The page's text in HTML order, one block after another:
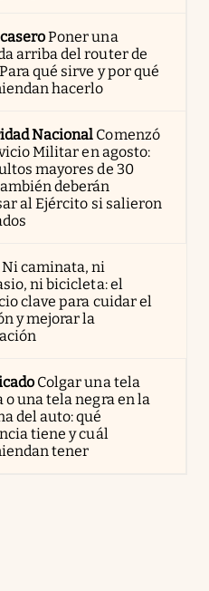
Poner una
arriba del router de
qué sirve y por qué
hacerlo
Nacional Comenzó
Militar en agosto:
mayores de 30
deberán
al Ejército si salieron
Ni caminata, ni
ni bicicleta: el
clave para cuidar el
y mejorar la
Colgar una tela
o una tela negra en la
del auto: qué
tiene y cuál
tener